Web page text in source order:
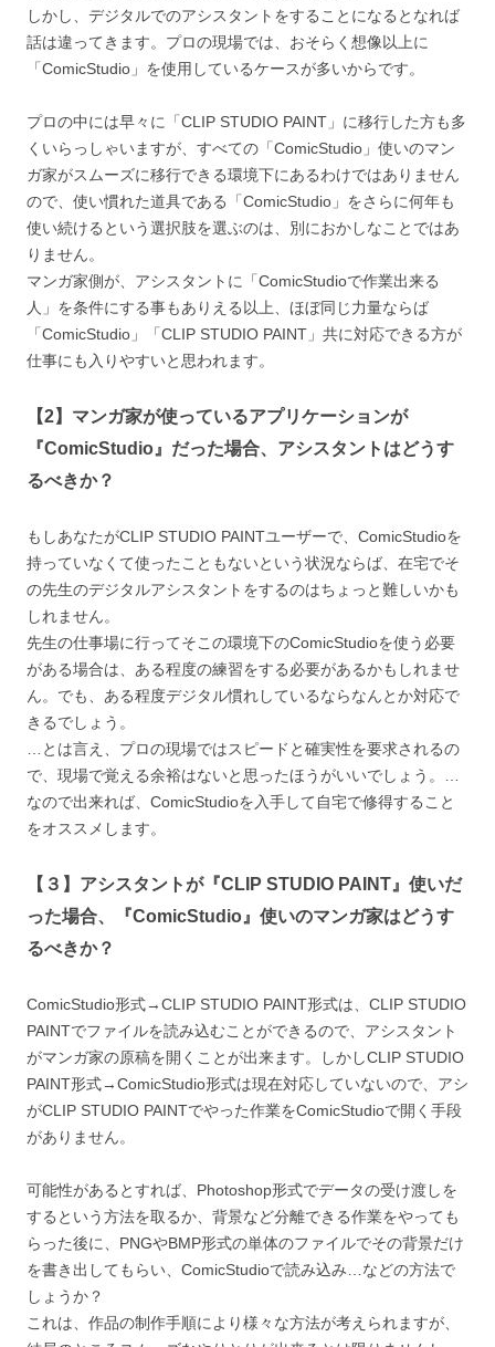
しかし、デジタルでのアシスタントをすることになるとなれば
話は違ってきます。プロの現場では、おそらく想像以上に
「ComicStudio」を使用しているケースが多いからです。
プロの中には早々に「CLIP STUDIO PAINT」に移行した方も多
くいらっしゃいますが、すべての「ComicStudio」使いのマン
ガ家がスムーズに移行できる環境下にあるわけではありません
ので、使い慣れた道具である「ComicStudio」をさらに何年も
使い続けるという選択肢を選ぶのは、別におかしなことではあ
りません。
マンガ家側が、アシスタントに「ComicStudioで作業出来る
人」を条件にする事もありえる以上、ほぼ同じ力量ならば
「ComicStudio」「CLIP STUDIO PAINT」共に対応できる方が
仕事にも入りやすいと思われます。
【2】マンガ家が使っているアプリケーションが
『ComicStudio』だった場合、アシスタントはどうす
るべきか？
もしあなたがCLIP STUDIO PAINTユーザーで、ComicStudioを
持っていなくて使ったこともないという状況ならば、在宅でそ
の先生のデジタルアシスタントをするのはちょっと難しいかも
しれません。
先生の仕事場に行ってそこの環境下のComicStudioを使う必要
がある場合は、ある程度の練習をする必要があるかもしれませ
ん。でも、ある程度デジタル慣れしているならなんとか対応で
きるでしょう。
…とは言え、プロの現場ではスピードと確実性を要求されるの
で、現場で覚える余裕はないと思ったほうがいいでしょう。…
なので出来れば、ComicStudioを入手して自宅で修得すること
をオススメします。
【３】アシスタントが『CLIP STUDIO PAINT』使いだ
った場合、『ComicStudio』使いのマンガ家はどうす
るべきか？
ComicStudio形式→CLIP STUDIO PAINT形式は、CLIP STUDIO
PAINTでファイルを読み込むことができるので、アシスタント
がマンガ家の原稿を開くことが出来ます。しかしCLIP STUDIO
PAINT形式→ComicStudio形式は現在対応していないので、アシ
がCLIP STUDIO PAINTでやった作業をComicStudioで開く手段
がありません。
可能性があるとすれば、Photoshop形式でデータの受け渡しを
するという方法を取るか、背景など分離できる作業をやっても
らった後に、PNGやBMP形式の単体のファイルでその背景だけ
を書き出してもらい、ComicStudioで読み込み…などの方法で
しょうか？
これは、作品の制作手順により様々な方法が考えられますが、